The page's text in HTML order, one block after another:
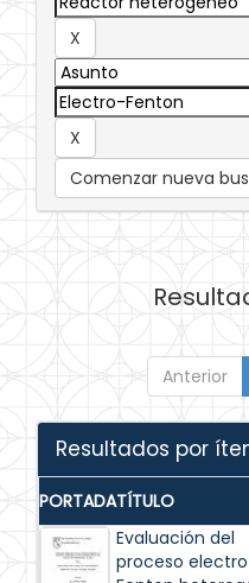
Comenzar nueva
Anterior
Resultados por
PORTADATÍTULO
Evaluación del
proceso